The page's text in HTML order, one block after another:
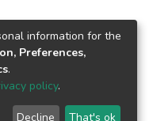
information for the
Preferences,
.
policy.
Decline That's ok